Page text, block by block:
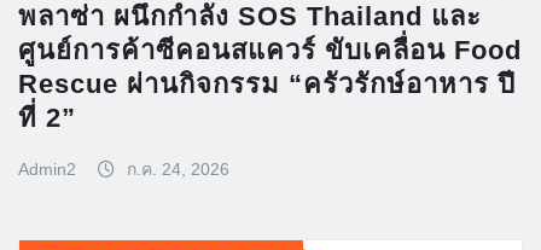
พลาซ่า ผนึกกำลัง SOS Thailand และ
ศูนย์การค้าซีคอนสแควร์ ขับเคลื่อน Food
Rescue ผ่านกิจกรรม “ครัวรักษ์อาหาร ปี
ที่ 2”
Admin2 ก.ค. 24, 2026